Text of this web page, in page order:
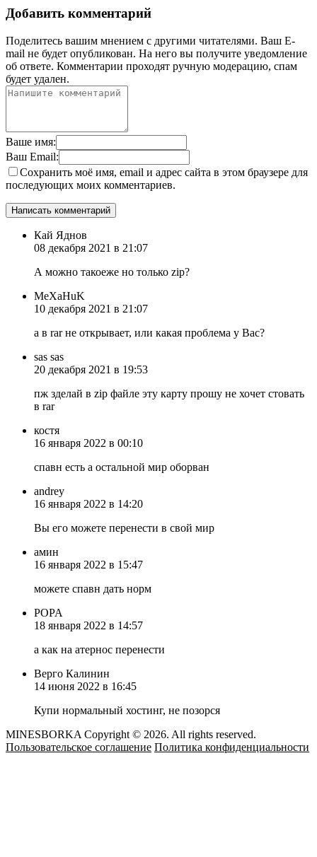
Добавить комментарий
Поделитесь вашим мнением с другими читателями. Ваш E-
mail не будет опубликован. На него вы получите уведомление
об ответе. Комментарии проходят ручную модерацию, спам
будет удален.
Ваше имя:
Ваш Email:
Сохранить моё имя, email и адрес сайта в этом браузере для
последующих моих комментариев.
Кай Яднов
08 декабря 2021 в 21:07
А можно такоеже но только zip?
MeXaHuK
10 декабря 2021 в 21:07
а в rar не открывает, или какая проблема у Вас?
sas sas
20 декабря 2021 в 19:53
пж зделай в zip файле эту карту прошу не хочет стовать
в rar
костя
16 января 2022 в 00:10
спавн есть а остальной мир оборван
andrey
16 января 2022 в 14:20
Вы его можете перенести в свой мир
амин
16 января 2022 в 15:47
можете спавн дать норм
POPA
18 января 2022 в 14:57
а как на атернос перенести
Верго Калинин
14 июня 2022 в 16:45
Купи нормальный хостинг, не позорся
MINESBORKA Copyright © 2026. All rights reserved.
Пользовательское соглашение Политика конфиденциальности